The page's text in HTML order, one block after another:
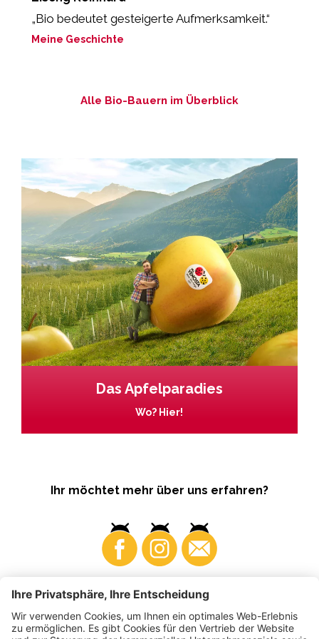
„Bio bedeutet gesteigerte Aufmerksamkeit.“
Meine Geschichte
Alle Bio-Bauern im Überblick
Das Apfelparadies
Wo? Hier!
Ihr möchtet mehr über uns erfahren?
Business Produzenten